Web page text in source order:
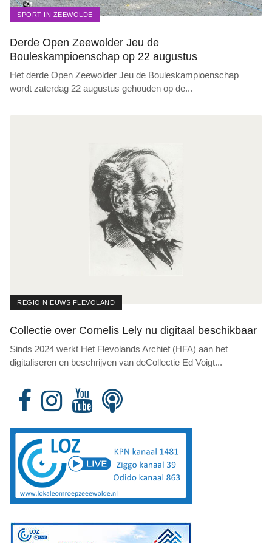
SPORT IN ZEEWOLDE
Derde Open Zeewolder Jeu de
Bouleskampioenschap op 22 augustus
Het derde Open Zeewolder Jeu de Bouleskampioenschap
wordt zaterdag 22 augustus gehouden op de...
REGIO NIEUWS FLEVOLAND
Collectie over Cornelis Lely nu digitaal beschikbaar
Sinds 2024 werkt Het Flevolands Archief (HFA) aan het
digitaliseren en beschrijven van deCollectie Ed Voigt...